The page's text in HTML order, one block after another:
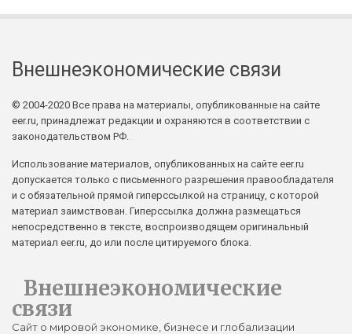
Внешнеэкономические связи
© 2004-2020 Все права на материалы, опубликованные на сайте
eer.ru, принадлежат редакции и охраняются в соответствии с
законодательством РФ.
Использование материалов, опубликованных на сайте eer.ru
допускается только с письменного разрешения правообладателя
и с обязательной прямой гиперссылкой на страницу, с которой
материал заимствован. Гиперссылка должна размещаться
непосредственно в тексте, воспроизводящем оригинальный
материал eer.ru, до или после цитируемого блока.
Внешнеэкономические
связи
Сайт о мировой экономике, бизнесе и глобализации